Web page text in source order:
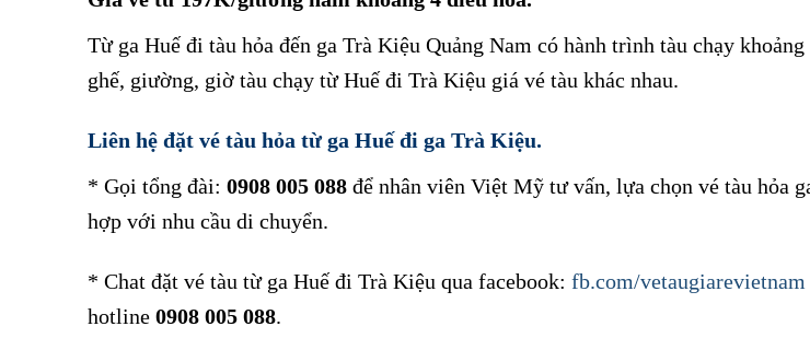
Từ ga Huế đi tàu hỏa đến ga Trà Kiệu Quảng Nam có hành trình tàu chạy
ghế, giường, giờ tàu chạy từ Huế đi Trà Kiệu giá vé tàu khác nhau.
Liên hệ đặt vé tàu hỏa từ ga Huếđi ga Trà Kiệu.
* Gọi tổng đài: 0908 005 088 để nhân viên Việt Mỹ tư vấn, lựa chọn vé tàu hỏa
hợp với nhu cầu di chuyển.
* Chat đặt vé tàu từ ga Huế đi Trà Kiệu qua facebook: fb.com/vetaugiarevietnam
hotline 0908 005 088.